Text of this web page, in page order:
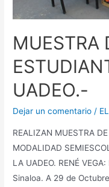
MUESTRA
UADEO.-
Dejar un comentario /
REALIZAN MUESTRA
MODALIDAD
LA UADEO. RENÉ
Sinaloa. A 29 de